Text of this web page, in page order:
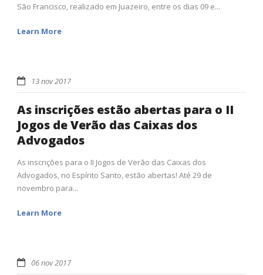
São Francisco, realizado em Juazeiro, entre os dias 09 e...
Learn More
13 nov 2017
As inscrições estão abertas para o II
Jogos de Verão das Caixas dos
Advogados
As inscrições para o II Jogos de Verão das Caixas dos
Advogados, no Espírito Santo, estão abertas! Até 29 de
novembro para...
Learn More
06 nov 2017